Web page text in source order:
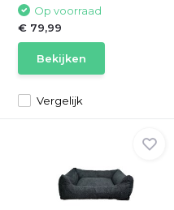
Vergelijk
Op voorraad
€ 79,99
Bekijken